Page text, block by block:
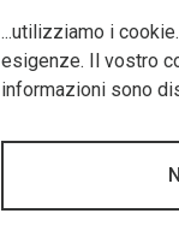
...utilizziamo i
esigenze. Il vostro
informazioni sono